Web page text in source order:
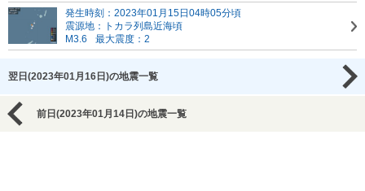
発生時刻：2023年01月15日04時05分頃
震源地：トカラ列島近海頃
M3.6
最大震度：2
翌日(2023年01月16日)の地震一覧
前日(2023年01月14日)の地震一覧